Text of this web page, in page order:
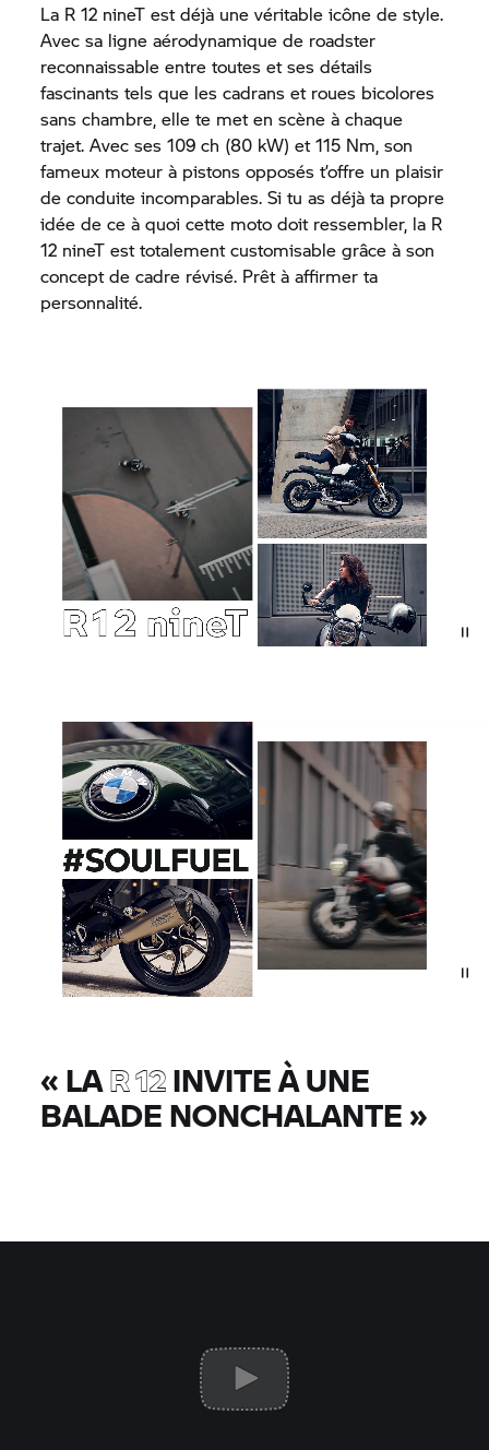
La R 12 nineT est déjà une véritable icône de style.
Avec sa ligne aérodynamique de roadster
reconnaissable entre toutes et ses détails
fascinants tels que les cadrans et roues bicolores
sans chambre, elle te met en scène à chaque
trajet. Avec ses 109 ch (80 kW) et 115 Nm, son
fameux moteur à pistons opposés t’offre un plaisir
de conduite incomparables. Si tu as déjà ta propre
idée de ce à quoi cette moto doit ressembler, la R
12 nineT est totalement customisable grâce à son
concept de cadre révisé. Prêt à affirmer ta
personnalité.
«LAR 12INVITE À UNE
BALADE NONCHALANTE»